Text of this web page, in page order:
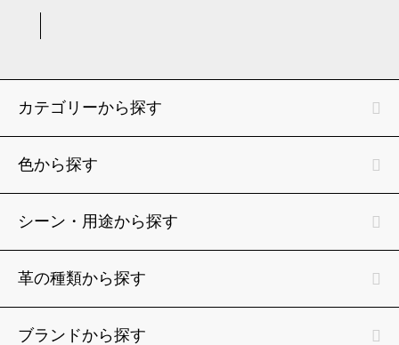
カテゴリーから探す
色から探す
シーン・用途から探す
革の種類から探す
ブランドから探す